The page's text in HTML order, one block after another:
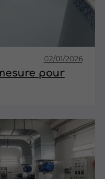
02/01/2026
pour